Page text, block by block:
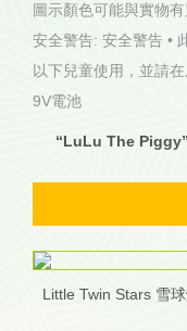
圖示顏色可能與實物有
安全警告: 安全警告 •
以下兒童使用，並請
9V電池
“LuLu The
Little Twin Stars 雪